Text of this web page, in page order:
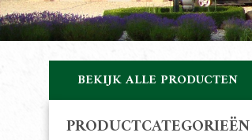
BEKIJK ALLE PRODUCTEN
PRODUCTCATEGORIEËN